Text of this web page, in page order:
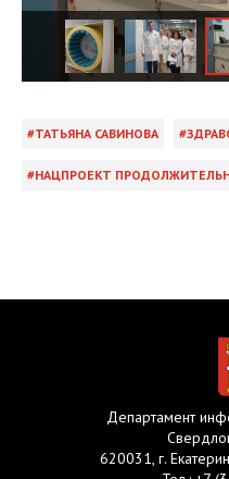
ТАТЬЯНА САВИНОВА
НАЦПРОЕКТ
Департамент
620031, г.